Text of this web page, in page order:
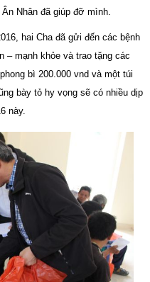
Nhân đã giúp đỡ mình.
hai Cha đã gửi đến các bệnh
– mạnh khỏe và trao tặng các
bì 200.000 vnd và một túi
bày tỏ hy vọng sẽ có nhiều dịp
này.